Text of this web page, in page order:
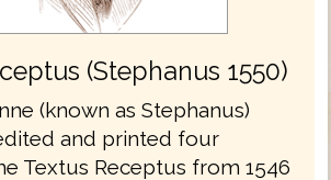
(Stephanus 1550)
(known as Stephanus)
and printed four
Textus Receptus from 1546